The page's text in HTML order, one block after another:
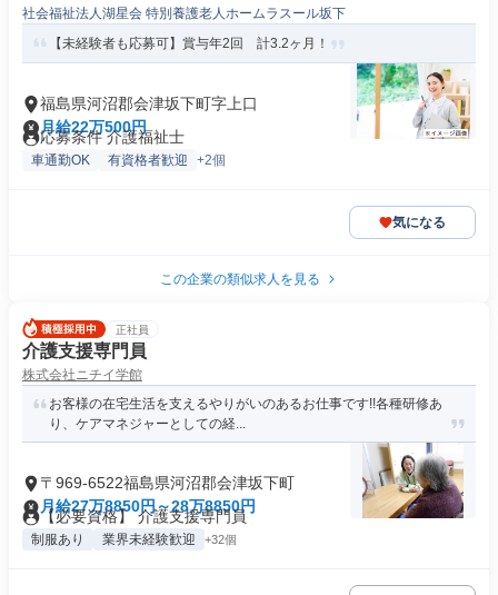
社会福祉法人湖星会 特別養護老人ホームラスール坂下
【未経験者も応募可】賞与年2回 計3.2ヶ月！
福島県河沼郡会津坂下町字上口
月給22万500円
応募条件 介護福祉士
車通勤OK 有資格者歓迎 +2個
気になる
この企業の類似求人を見る
正社員
介護支援専門員
株式会社ニチイ学館
お客様の在宅生活を支えるやりがいのあるお仕事です!!各種研修あ
り、ケアマネジャーとしての経...
〒969-6522福島県河沼郡会津坂下町
月給27万8850円～28万8850円
【必要資格】 介護支援専門員
制服あり 業界未経験歓迎 +32個